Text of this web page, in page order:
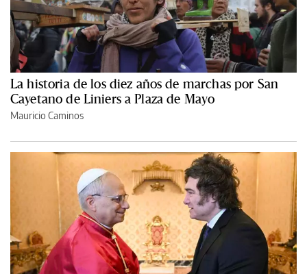
La historia de los diez años de marchas por San
Cayetano de Liniers a Plaza de Mayo
Mauricio Caminos